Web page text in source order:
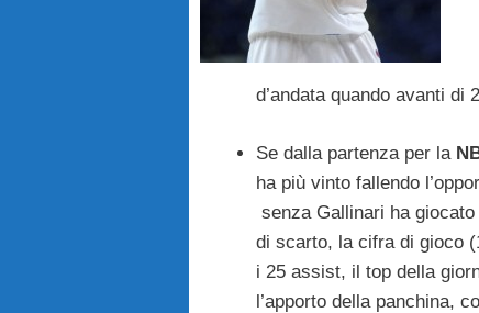
d’andata quando avanti di
Se dalla partenza per la
ha più vinto fallendo
senza Gallinari ha
di scarto, la cifra di gioco
i 25 assist, il top della
l’apporto della panchina,